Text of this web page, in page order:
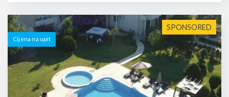
SPONSORED
Cijena na upit